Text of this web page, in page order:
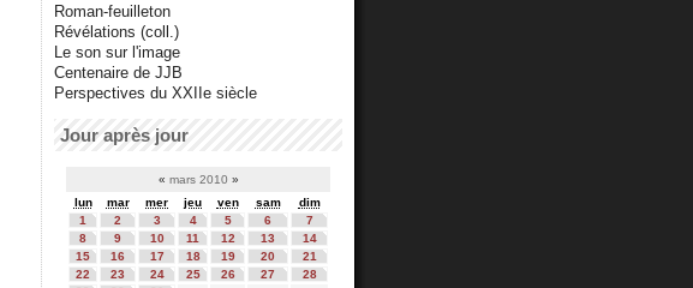
Roman-feuilleton
Révélations (coll.)
Le son sur l'image
Centenaire de JJB
Perspectives du XXIIe siècle
Jour après jour
« mars 2010 »
lun
mar mer jeu ven sam
dim
1
2 3 4 5 6
7
8
9 10 11 12 13
14
15
16 17 18 19 20
21
22
23 24 25 26 27
28